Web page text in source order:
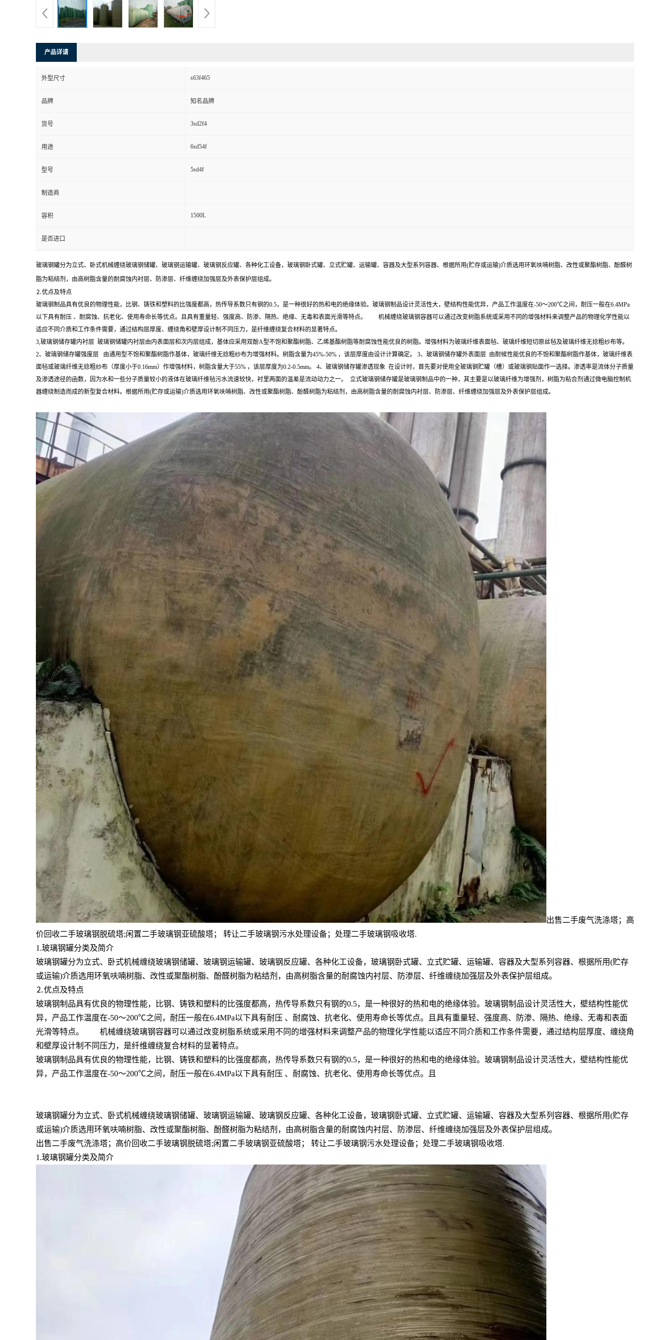
产品详请
外型尺寸 s63f465
品牌 知名品牌
货号 3sd2f4
用途 6sd54f
型号 5sd4f
制造商
容积 1500L
是否进口
玻璃钢罐分为立式、卧式机械缠绕玻璃钢储罐、玻璃钢运输罐、玻璃钢反应罐、各种化工设备，玻璃钢卧式罐、立式贮罐、运输罐、容器及大型系列容器、根据所用(贮存或运输)介质选用环氧呋喃树脂、改性或聚酯树脂、酚醛树
脂为粘结剂，由高树脂含量的耐腐蚀内衬层、防渗层、纤维缠绕加强层及外表保护层组成。
⒉优点及特点
玻璃钢制品具有优良的物理性能，比钢、铸铁和塑料的比强度都高，热传导系数只有钢的0.5，是一种很好的热和电的绝缘体验。玻璃钢制品设计灵活性大，壁结构性能优异，产品工作温度在-50～200℃之间，耐压一般在6.4MPa
以下具有耐压 、耐腐蚀、抗老化、使用寿命长等优点。且具有重量轻、强度高、防渗、隔热、绝缘、无毒和表面光滑等特点。 机械缠绕玻璃钢容器可以通过改变树脂系统或采用不同的增强材料来调整产品的物理化学性能以
适应不同介质和工作条件需要，通过结构层厚度、缠绕角和壁厚设计制不同压力，是纤维缠绕复合材料的显著特点。
3,玻璃钢储存罐内衬层 玻璃钢储罐内衬层由内表面层和次内层组成，基体应采用双酚A型不饱和聚酯树脂、乙烯基酯树脂等耐腐蚀性能优良的树脂。增强材料为玻璃纤维表面毡、玻璃纤维短切原丝毡及玻璃纤维无捻粗纱布等。
2、玻璃钢储存罐强度层 由通用型不饱和聚酯树脂作基体，玻璃纤维无捻粗纱布为增强材料。树脂含量为45%-50% ，该层厚度由设计计算确定。 3、玻璃钢储存罐外表面层 由耐候性能优良的不饱和聚酯树脂作基体，玻璃纤维表
面毡或玻璃纤维无捻粗纱布（厚度小于0.16mm）作增强材料，树脂含量大于55% ，该层厚度为0.2-0.5mm。 4、玻璃钢储存罐渗透现象 在设计时，首先要对使用全玻璃钢贮罐（槽）或玻璃钢贴面作一选择。渗透率是流体分子质量
及渗透途径的函数，因为水和一些分子质量较小的液体在玻璃纤维毡污水流速较快，衬里两面的温差是流动动力之一。 立式玻璃钢储存罐是玻璃钢制品中的一种，其主要是以玻璃纤维为增强剂，树脂为粘合剂通过微电脑控制机
器缠绕制造而成的新型复合材料。根据所用(贮存或运输)介质选用环氧呋喃树脂、改性或聚酯树脂、酚醛树脂为粘结剂，由高树脂含量的耐腐蚀内衬层、防渗层、纤维缠绕加强层及外表保护层组成。
出售二手废气洗涤塔；高
价回收二手玻璃钢脱硫塔;闲置二手玻璃钢亚硫酸塔； 转让二手玻璃钢污水处理设备；处理二手玻璃钢吸收塔.
1.玻璃钢罐分类及简介
玻璃钢罐分为立式、卧式机械缠绕玻璃钢储罐、玻璃钢运输罐、玻璃钢反应罐、各种化工设备，玻璃钢卧式罐、立式贮罐、运输罐、容器及大型系列容器、根据所用(贮存
或运输)介质选用环氧呋喃树脂、改性或聚酯树脂、酚醛树脂为粘结剂，由高树脂含量的耐腐蚀内衬层、防渗层、纤维缠绕加强层及外表保护层组成。
⒉优点及特点
玻璃钢制品具有优良的物理性能，比钢、铸铁和塑料的比强度都高，热传导系数只有钢的0.5，是一种很好的热和电的绝缘体验。玻璃钢制品设计灵活性大，壁结构性能优
异，产品工作温度在-50～200℃之间，耐压一般在6.4MPa以下具有耐压 、耐腐蚀、抗老化、使用寿命长等优点。且具有重量轻、强度高、防渗、隔热、绝缘、无毒和表面
光滑等特点。 机械缠绕玻璃钢容器可以通过改变树脂系统或采用不同的增强材料来调整产品的物理化学性能以适应不同介质和工作条件需要，通过结构层厚度、缠绕角
和壁厚设计制不同压力，是纤维缠绕复合材料的显著特点。
玻璃钢制品具有优良的物理性能，比钢、铸铁和塑料的比强度都高，热传导系数只有钢的0.5，是一种很好的热和电的绝缘体验。玻璃钢制品设计灵活性大，壁结构性能优
异，产品工作温度在-50～200℃之间，耐压一般在6.4MPa以下具有耐压 、耐腐蚀、抗老化、使用寿命长等优点。且
玻璃钢罐分为立式、卧式机械缠绕玻璃钢储罐、玻璃钢运输罐、玻璃钢反应罐、各种化工设备，玻璃钢卧式罐、立式贮罐、运输罐、容器及大型系列容器、根据所用(贮存
或运输)介质选用环氧呋喃树脂、改性或聚酯树脂、酚醛树脂为粘结剂，由高树脂含量的耐腐蚀内衬层、防渗层、纤维缠绕加强层及外表保护层组成。
出售二手废气洗涤塔；高价回收二手玻璃钢脱硫塔;闲置二手玻璃钢亚硫酸塔； 转让二手玻璃钢污水处理设备；处理二手玻璃钢吸收塔.
1.玻璃钢罐分类及简介